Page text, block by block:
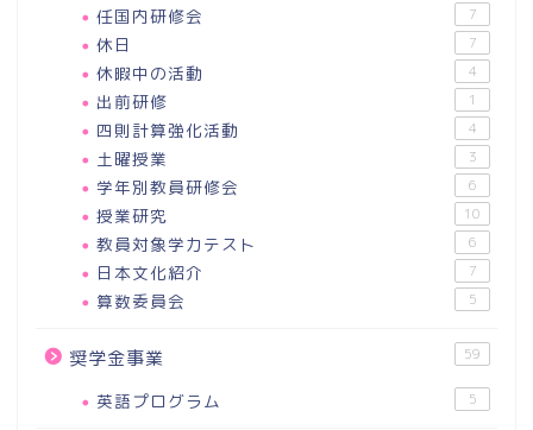
任国内研修会 7
休日 7
休暇中の活動 4
出前研修 1
四則計算強化活動 4
土曜授業 3
学年別教員研修会 6
授業研究 10
教員対象学力テスト 6
日本文化紹介 7
算数委員会 5
奨学金事業 59
英語プログラム 5